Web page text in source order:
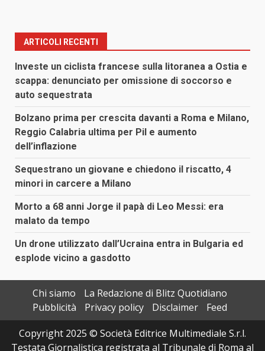
ARTICOLI RECENTI
Investe un ciclista francese sulla litoranea a Ostia e
scappa: denunciato per omissione di soccorso e
auto sequestrata
Bolzano prima per crescita davanti a Roma e Milano,
Reggio Calabria ultima per Pil e aumento
dell’inflazione
Sequestrano un giovane e chiedono il riscatto, 4
minori in carcere a Milano
Morto a 68 anni Jorge il papà di Leo Messi: era
malato da tempo
Un drone utilizzato dall’Ucraina entra in Bulgaria ed
esplode vicino a gasdotto
Chi siamo
La Redazione di Blitz Quotidiano
Pubblicità
Privacy policy Disclaimer
Feed
Copyright 2025 © Società Editrice Multimediale S.r.l.
Testata Giornalistica registrata al Tribunale di Roma al